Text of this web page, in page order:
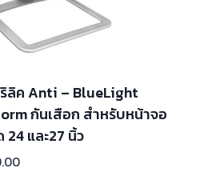
ลิค Anti – BlueLight
กันเสือก สำหรับหน้าจอ
และ27 นิ้ว